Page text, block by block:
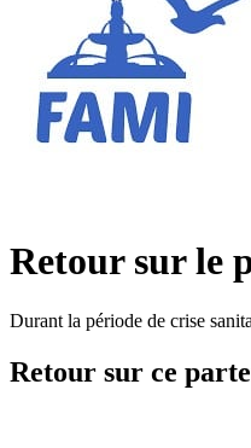
Retour sur le
Durant la période de crise
Retour sur ce